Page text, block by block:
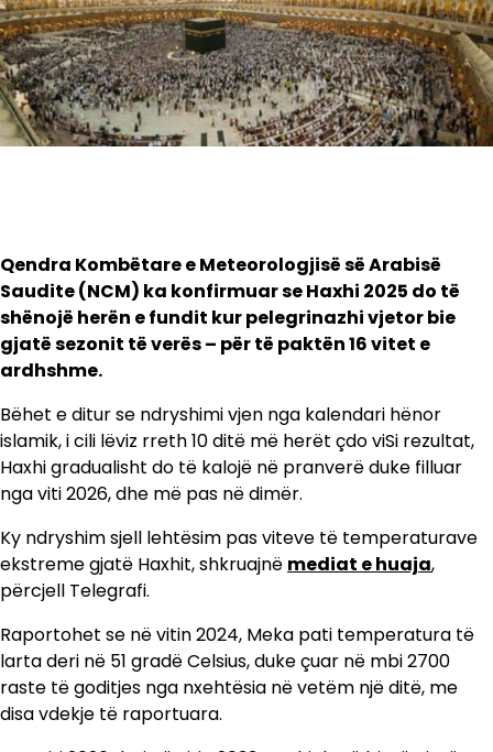
Qendra Kombëtare e Meteorologjisë së Arabisë
Saudite (NCM) ka konfirmuar se Haxhi 2025 do të
shënojë herën e fundit kur pelegrinazhi vjetor bie
gjatë sezonit të verës – për të paktën 16 vitet e
ardhshme.
Bëhet e ditur se ndryshimi vjen nga kalendari hënor
islamik, i cili lëviz rreth 10 ditë më herët çdo viSi rezultat,
Haxhi gradualisht do të kalojë në pranverë duke filluar
nga viti 2026, dhe më pas në dimër.
Ky ndryshim sjell lehtësim pas viteve të temperaturave
ekstreme gjatë Haxhit, shkruajnë mediat e huaja,
përcjell Telegrafi.
Raportohet se në vitin 2024, Meka pati temperatura të
larta deri në 51 gradë Celsius, duke çuar në mbi 2700
raste të goditjes nga nxehtësia në vetëm një ditë, me
disa vdekje të raportuara.